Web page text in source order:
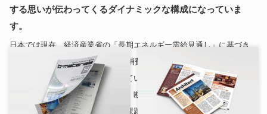
する思いが伝わってくるダイナミックな構成になっていま
す。
日本では現在、経済産業省の「長期エネルギー需給見通し」に基づき、
2030年度において最終エネルギー消費で5,030万kl程度の省エネルギー
を目標に様々な取り組みが行われています。
新たに建てられる建築物において、断熱性能の向上は、自然環境への影
響や維持コストを左右する大きな課題となっています。